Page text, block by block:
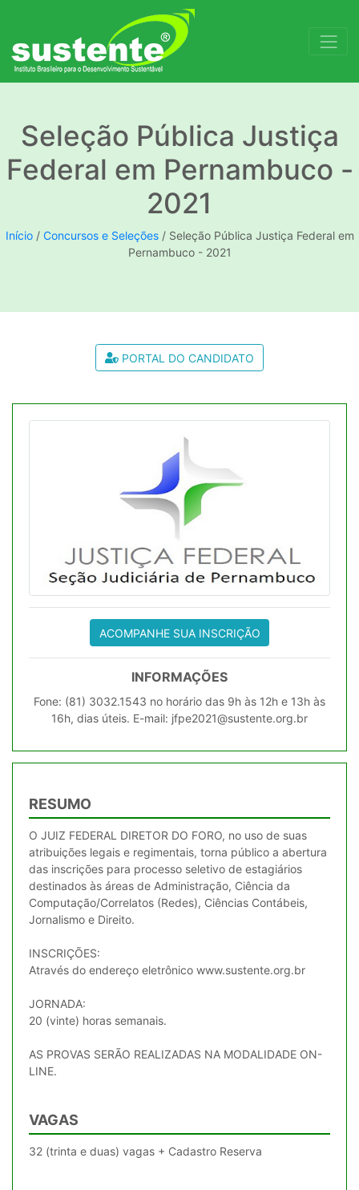
Seleção Pública Justiça
Federal em Pernambuco -
2021
Início / Concursos e Seleções / Seleção Pública Justiça Federal em
Pernambuco - 2021
PORTAL DO CANDIDATO
ACOMPANHE SUA INSCRIÇÃO
INFORMAÇÕES
Fone: (81) 3032.1543 no horário das 9h às 12h e 13h às
16h, dias úteis. E-mail: jfpe2021@sustente.org.br
RESUMO
O JUIZ FEDERAL DIRETOR DO FORO, no uso de suas
atribuições legais e regimentais, torna público a abertura
das inscrições para processo seletivo de estagiários
destinados às áreas de Administração, Ciência da
Computação/Correlatos (Redes), Ciências Contábeis,
Jornalismo e Direito.
INSCRIÇÕES:
Através do endereço eletrônico www.sustente.org.br
JORNADA:
20 (vinte) horas semanais.
AS PROVAS SERÃO REALIZADAS NA MODALIDADE ON-
LINE.
VAGAS
32 (trinta e duas) vagas + Cadastro Reserva